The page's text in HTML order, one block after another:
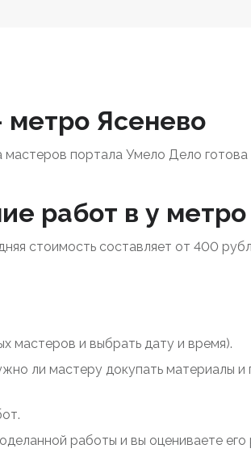
метро Ясенево
портала Умело Дело готова
работ в у
стоимость составляет от 400
мастеров и выбрать дату и время).
ли мастеру докупать материалы
работы и вы оцениваете его